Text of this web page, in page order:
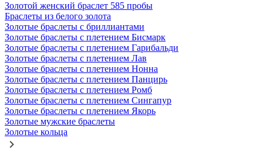
Золотой женский браслет 585 пробы
Браслеты из белого золота
Золотые браслеты с бриллиантами
Золотые браслеты с плетением Бисмарк
Золотые браслеты с плетением Гарибальди
Золотые браслеты с плетением Лав
Золотые браслеты с плетением Нонна
Золотые браслеты с плетением Панцирь
Золотые браслеты с плетением Ромб
Золотые браслеты с плетением Сингапур
Золотые браслеты с плетением Якорь
Золотые мужские браслеты
Золотые кольца